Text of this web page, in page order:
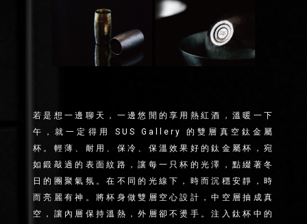
若是想一邊聊天，一邊悠閒的享用熱紅酒，溫暖一下
午，就一定得用 SUS Gallery 的雙層真空鈦金屬
杯。輕薄、耐用、保冷、保溫效果好的鈦金屬杯，宛
如鍛敲過的表面紋路，讓每一只杯的光澤，點綴著冬
日的團聚氣氛。在不同的光線下，時而沉穩安靜，時
而亮麗有神。將杯身做雙層空心設計，中空層抽成真
空，讓內層保持溫熱，外層卻不燙手。注入鈦杯中的